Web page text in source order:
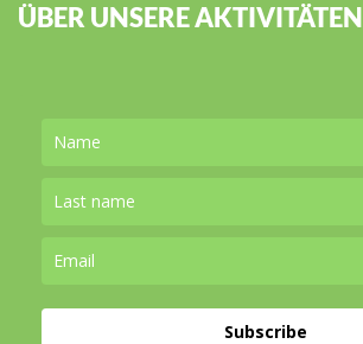
ÜBER UNSERE AKTIVITÄTEN
Subscribe